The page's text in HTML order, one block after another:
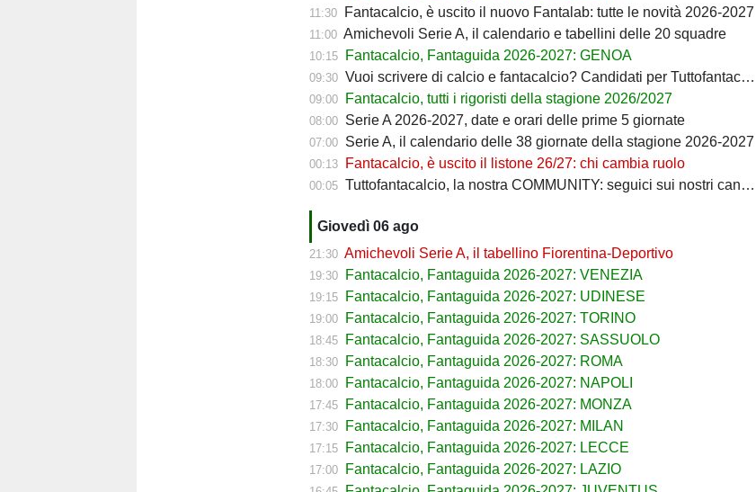
11:30 Fantacalcio, è uscito il nuovo Fantalab: tutte le novità 2026-2027
11:00 Amichevoli Serie A, il calendario e tabellini delle 20 squadre
10:15 Fantacalcio, Fantaguida 2026-2027: GENOA
09:30 Vuoi scrivere di calcio e fantacalcio? Candidati per Tuttofantacalcio
09:00 Fantacalcio, tutti i rigoristi della stagione 2026/2027
08:00 Serie A 2026-2027, date e orari delle prime 5 giornate
07:00 Serie A, il calendario delle 38 giornate della stagione 2026-2027
00:13 Fantacalcio, è uscito il listone 26/27: chi cambia ruolo
00:05 Tuttofantacalcio, la nostra COMMUNITY: seguici sui nostri canali social
Giovedì 06 ago
21:30 Amichevoli Serie A, il tabellino Fiorentina-Deportivo
19:30 Fantacalcio, Fantaguida 2026-2027: VENEZIA
19:15 Fantacalcio, Fantaguida 2026-2027: UDINESE
19:00 Fantacalcio, Fantaguida 2026-2027: TORINO
18:45 Fantacalcio, Fantaguida 2026-2027: SASSUOLO
18:30 Fantacalcio, Fantaguida 2026-2027: ROMA
18:00 Fantacalcio, Fantaguida 2026-2027: NAPOLI
17:45 Fantacalcio, Fantaguida 2026-2027: MONZA
17:30 Fantacalcio, Fantaguida 2026-2027: MILAN
17:15 Fantacalcio, Fantaguida 2026-2027: LECCE
17:00 Fantacalcio, Fantaguida 2026-2027: LAZIO